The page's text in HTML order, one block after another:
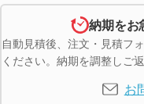
納期をお
自動見積後、注文・見積フ
ください。納期を調整しご
お